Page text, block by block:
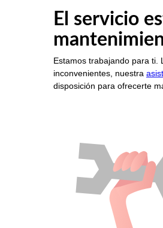
El servicio
Estamos trabajando para ti.
inconvenientes, nuestra
disposición para ofrecerte